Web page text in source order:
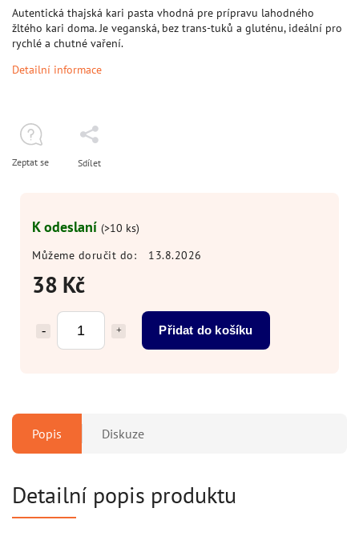
38 Kč
Přidat do košíku
K odeslaní (>10 ks)
Můžeme doručit do:
13.8.2026
Autentická thajská kari pasta vhodná pre prípravu lahodného
žltého kari doma. Je veganská, bez trans‑tuků a gluténu, ideální pro
rychlé a chutné vaření.
Detailní informace
Zeptat se Sdílet
Popis Diskuze
Detailní popis produktu